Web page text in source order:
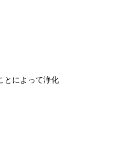
とによって浄化